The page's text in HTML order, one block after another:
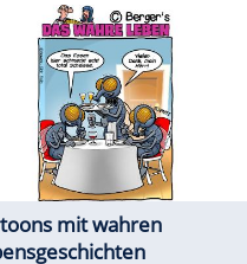
Alles aus!